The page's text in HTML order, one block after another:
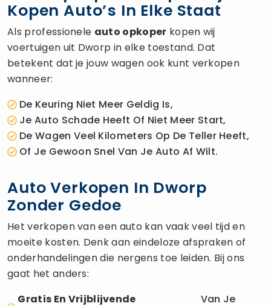
Kopen Auto’s In Elke Staat
Als professionele auto opkoper kopen wij
voertuigen uit Dworp in elke toestand. Dat
betekent dat je jouw wagen ook kunt verkopen
wanneer:
De Keuring Niet Meer Geldig Is,
Je Auto Schade Heeft Of Niet Meer Start,
De Wagen Veel Kilometers Op De Teller Heeft,
Of Je Gewoon Snel Van Je Auto Af Wilt.
Auto Verkopen In Dworp
Zonder Gedoe
Het verkopen van een auto kan vaak veel tijd en
moeite kosten. Denk aan eindeloze afspraken of
onderhandelingen die nergens toe leiden. Bij ons
gaat het anders:
Gratis En Vrijblijvende
Van Je